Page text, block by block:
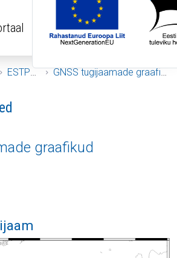
ESTPOS GNSS tugijaamade graafikud
graafikud